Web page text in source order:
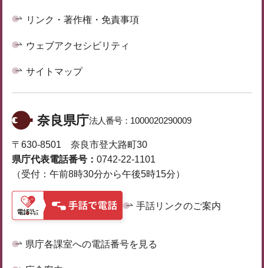
リンク・著作権・免責事項
ウェブアクセシビリティ
サイトマップ
奈良県庁法人番号： 1000020290009
〒630-8501 奈良市登大路町30
県庁代表電話番号： 0742-22-1101
（受付：午前8時30分から午後5時15分）
手話リンクのご案内
県庁各課室への電話番号を見る